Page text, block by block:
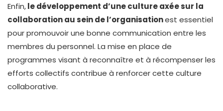
Enfin,le développement d’une culture axée sur la
collaboration au sein de l’organisationest essentiel
pour promouvoir une bonne communication entre les
membres du personnel. La mise en place de
programmes visant à reconnaître et à récompenser les
efforts collectifs contribue à renforcer cette culture
collaborative.